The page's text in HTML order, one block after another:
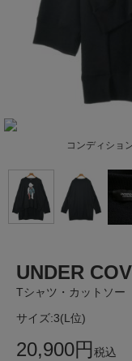
コンディショ
UNDER
Tシャツ・カットソー
サイズ:3(L位)
20,900円税込